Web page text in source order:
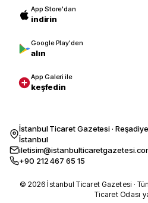
App Store'dan
indirin
Google Play'den
alın
App Galeri ile
keşfedin
İstanbul Ticaret Gazetesi ·
İstanbul
+90 212 467 65 15
© 2026 İstanbul Ticaret Gazetesi ·
Ticaret Odası